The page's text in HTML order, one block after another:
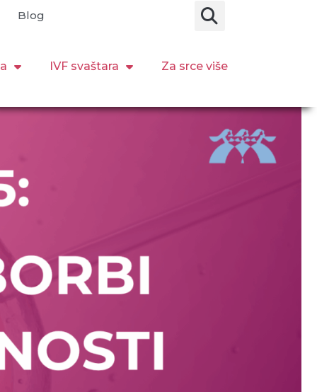
Blog
IVF svaštara Za srce više